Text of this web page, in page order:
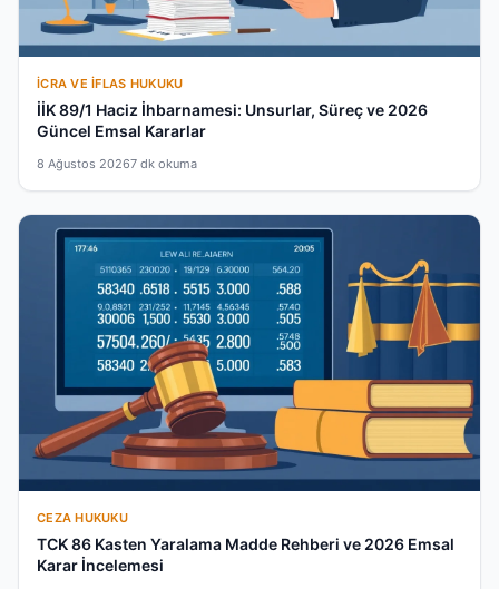
İCRA VE İFLAS HUKUKU
İİK 89/1 Haciz İhbarnamesi: Unsurlar, Süreç ve 2026
Güncel Emsal Kararlar
8 Ağustos 20267 dk okuma
CEZA HUKUKU
TCK 86 Kasten Yaralama Madde Rehberi ve 2026 Emsal
Karar İncelemesi